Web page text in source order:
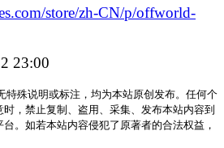
store/zh-CN/p/offworld-
23:00
特殊说明或标注，均为本站原创发布。任何个
，禁止复制、盗用、采集、发布本站内容到
。如若本站内容侵犯了原著者的合法权益，